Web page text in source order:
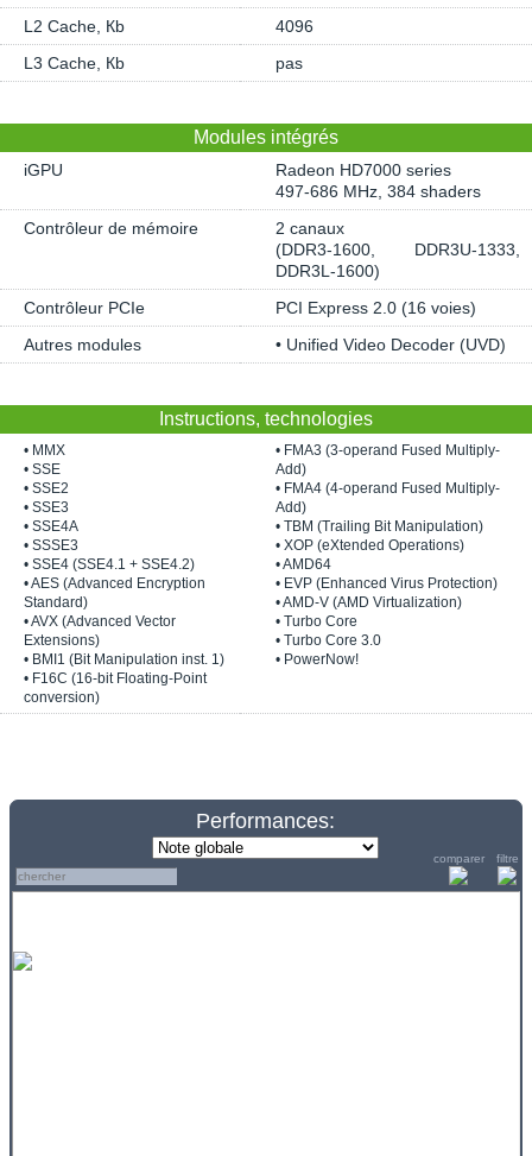
L2 Cache, Кb
4096
L3 Cache, Кb
pas
Modules intégrés
iGPU
Radeon HD7000 series
497-686 MHz, 384 shaders
Contrôleur de mémoire
2 canaux
(DDR3-1600, DDR3U-1333,
DDR3L-1600)
Contrôleur PCIe
PCI Express 2.0 (16 voies)
Autres modules
• Unified Video Decoder (UVD)
Instructions, technologies
• MMX
• SSE
• SSE2
• SSE3
• SSE4A
• SSSE3
• SSE4 (SSE4.1 + SSE4.2)
• AES (Advanced Encryption
Standard)
• AVX (Advanced Vector
Extensions)
• BMI1 (Bit Manipulation inst. 1)
• F16C (16-bit Floating-Point
conversion)
• FMA3 (3-operand Fused Multiply-
Add)
• FMA4 (4-operand Fused Multiply-
Add)
• TBM (Trailing Bit Manipulation)
• XOP (eXtended Operations)
• AMD64
• EVP (Enhanced Virus Protection)
• AMD-V (AMD Virtualization)
• Turbo Core
• Turbo Core 3.0
• PowerNow!
Performances:
comparer filtre